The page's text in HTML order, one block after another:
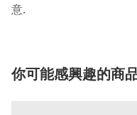
意.
你可能感興趣的商